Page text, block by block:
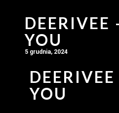
DEERIVEE
YOU
5 grudnia, 2024
YOU